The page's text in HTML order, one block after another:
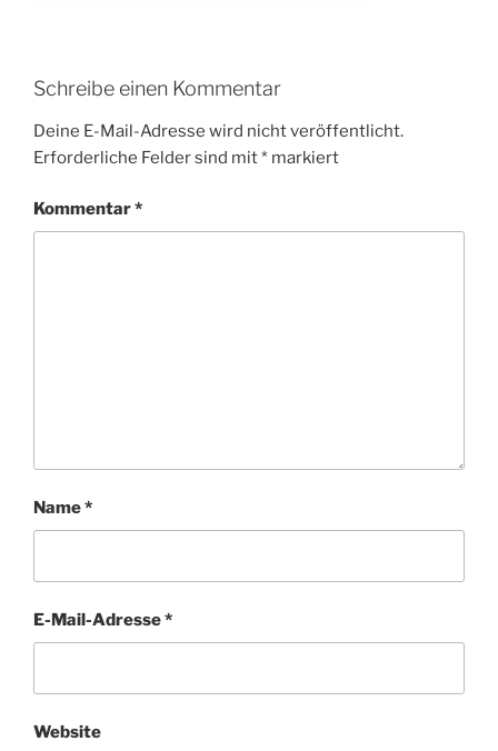
Schreibe einen Kommentar
Deine E-Mail-Adresse wird nicht veröffentlicht.
Erforderliche Felder sind mit* markiert
Kommentar*
Name*
E-Mail-Adresse*
Website